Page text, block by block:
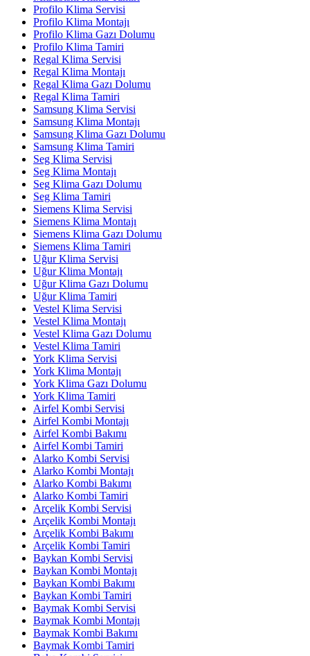
Profilo Klima Servisi
Profilo Klima Montajı
Profilo Klima Gazı Dolumu
Profilo Klima Tamiri
Regal Klima Servisi
Regal Klima Montajı
Regal Klima Gazı Dolumu
Regal Klima Tamiri
Samsung Klima Servisi
Samsung Klima Montajı
Samsung Klima Gazı Dolumu
Samsung Klima Tamiri
Seg Klima Servisi
Seg Klima Montajı
Seg Klima Gazı Dolumu
Seg Klima Tamiri
Siemens Klima Servisi
Siemens Klima Montajı
Siemens Klima Gazı Dolumu
Siemens Klima Tamiri
Uğur Klima Servisi
Uğur Klima Montajı
Uğur Klima Gazı Dolumu
Uğur Klima Tamiri
Vestel Klima Servisi
Vestel Klima Montajı
Vestel Klima Gazı Dolumu
Vestel Klima Tamiri
York Klima Servisi
York Klima Montajı
York Klima Gazı Dolumu
York Klima Tamiri
Airfel Kombi Servisi
Airfel Kombi Montajı
Airfel Kombi Bakımı
Airfel Kombi Tamiri
Alarko Kombi Servisi
Alarko Kombi Montajı
Alarko Kombi Bakımı
Alarko Kombi Tamiri
Arçelik Kombi Servisi
Arçelik Kombi Montajı
Arçelik Kombi Bakımı
Arçelik Kombi Tamiri
Baykan Kombi Servisi
Baykan Kombi Montajı
Baykan Kombi Bakımı
Baykan Kombi Tamiri
Baymak Kombi Servisi
Baymak Kombi Montajı
Baymak Kombi Bakımı
Baymak Kombi Tamiri